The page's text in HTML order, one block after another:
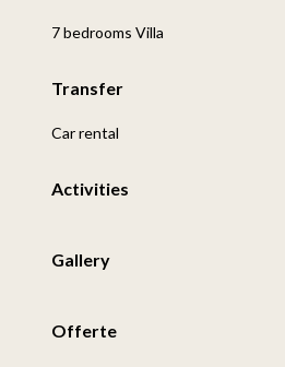
7 bedrooms Villa
Transfer
Car rental
Activities
Gallery
Offerte